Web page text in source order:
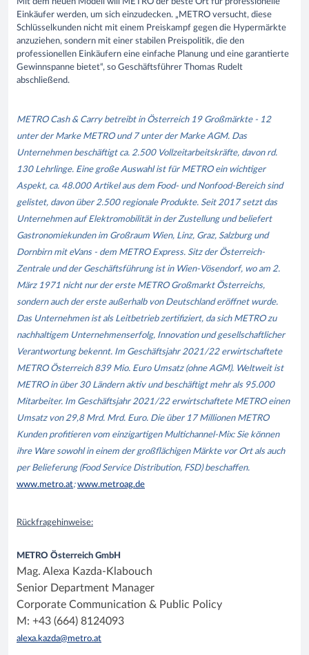
Mit dem neuen Modell will METRO der beste Ort für professionelle
Einkäufer werden, um sich einzudecken. „METRO versucht, diese
Schlüsselkunden nicht mit einem Preiskampf gegen die Hypermärkte
anzuziehen, sondern mit einer stabilen Preispolitik, die den
professionellen Einkäufern eine einfache Planung und eine garantierte
Gewinnspanne bietet“, so Geschäftsführer Thomas Rudelt
abschließend.
METRO Cash & Carry betreibt in Österreich 19 Großmärkte - 12
unter der Marke METRO und 7 unter der Marke AGM. Das
Unternehmen beschäftigt ca. 2.500 Vollzeitarbeitskräfte, davon rd.
130 Lehrlinge. Eine große Auswahl ist für METRO ein wichtiger
Aspekt, ca. 48.000 Artikel aus dem Food- und Nonfood-Bereich sind
gelistet, davon über 2.500 regionale Produkte. Seit 2017 setzt das
Unternehmen auf Elektromobilität in der Zustellung und beliefert
Gastronomiekunden im Großraum Wien, Linz, Graz, Salzburg und
Dornbirn mit eVans - dem METRO Express. Sitz der Österreich-
Zentrale und der Geschäftsführung ist in Wien-Vösendorf, wo am 2.
März 1971 nicht nur der erste METRO Großmarkt Österreichs,
sondern auch der erste außerhalb von Deutschland eröffnet wurde.
Das Unternehmen ist als Leitbetrieb zertifiziert, da sich METRO zu
nachhaltigem Unternehmenserfolg, Innovation und gesellschaftlicher
Verantwortung bekennt. Im Geschäftsjahr 2021/22 erwirtschaftete
METRO Österreich 839 Mio. Euro Umsatz (ohne AGM). Weltweit ist
METRO in über 30 Ländern aktiv und beschäftigt mehr als 95.000
Mitarbeiter. Im Geschäftsjahr 2021/22 erwirtschaftete METRO einen
Umsatz von 29,8 Mrd. Mrd. Euro. Die über 17 Millionen METRO
Kunden profitieren vom einzigartigen Multichannel-Mix: Sie können
ihre Ware sowohl in einem der großflächigen Märkte vor Ort als auch
per Belieferung (Food Service Distribution, FSD) beschaffen.
www.metro.at;www.metroag.de
Rückfragehinweise:
METRO Österreich GmbH
Mag. Alexa Kazda-Klabouch
Senior Department Manager
Corporate Communication & Public Policy
M: +43 (664) 8124093
alexa.kazda@metro.at